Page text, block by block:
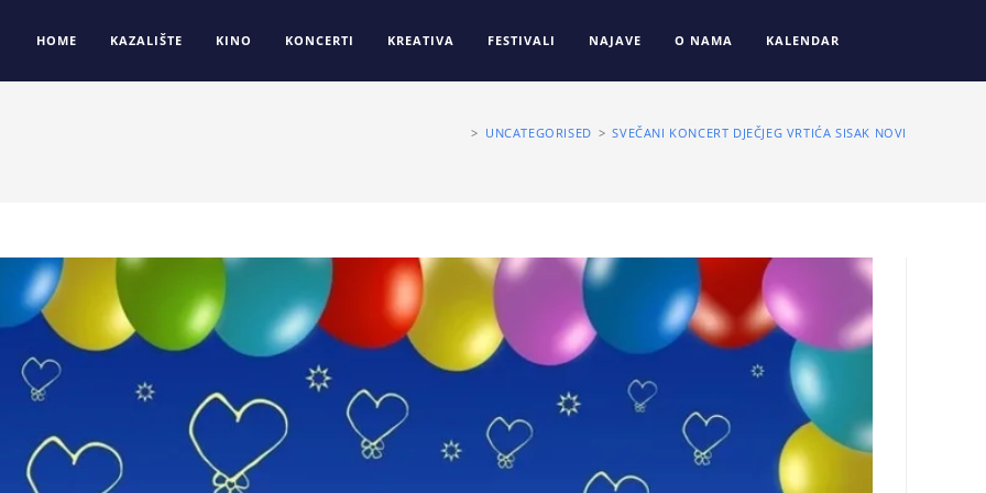
HOME KAZALIŠTE KINO KONCERTI KREATIVA FESTIVALI NAJAVE O NAMA KALENDAR
> UNCATEGORISED > SVEČANI KONCERT DJEČJEG VRTIĆA SISAK NOVI